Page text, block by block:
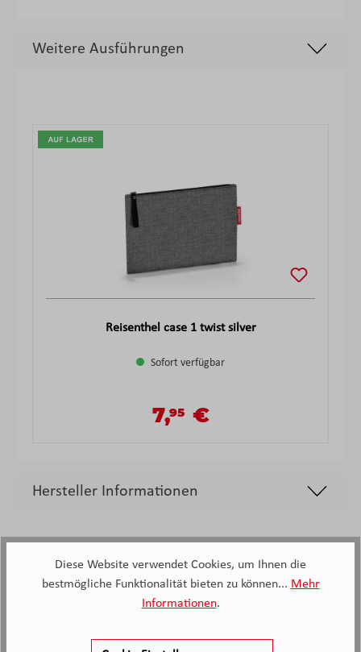
Weitere Ausführungen
Reisenthel case 1 twist silver
Sofort verfügbar
Regulärer Preis:
Verkaufspreis:
7,95 €
Hersteller Informationen
Diese Website verwendet Cookies, um Ihnen die
bestmögliche Funktionalität bieten zu können... Mehr
Informationen.